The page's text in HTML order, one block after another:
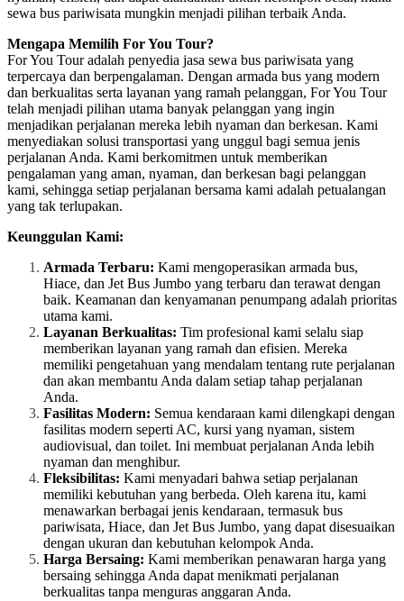
sewa bus pariwisata mungkin menjadi pilihan terbaik Anda.
Mengapa Memilih For You Tour?
For You Tour adalah penyedia jasa sewa bus pariwisata yang
terpercaya dan berpengalaman. Dengan armada bus yang modern
dan berkualitas serta layanan yang ramah pelanggan, For You Tour
telah menjadi pilihan utama banyak pelanggan yang ingin
menjadikan perjalanan mereka lebih nyaman dan berkesan. Kami
menyediakan solusi transportasi yang unggul bagi semua jenis
perjalanan Anda. Kami berkomitmen untuk memberikan
pengalaman yang aman, nyaman, dan berkesan bagi pelanggan
kami, sehingga setiap perjalanan bersama kami adalah petualangan
yang tak terlupakan.
Keunggulan Kami:
Armada Terbaru: Kami mengoperasikan armada bus,
Hiace, dan Jet Bus Jumbo yang terbaru dan terawat dengan
baik. Keamanan dan kenyamanan penumpang adalah prioritas
utama kami.
Layanan Berkualitas: Tim profesional kami selalu siap
memberikan layanan yang ramah dan efisien. Mereka
memiliki pengetahuan yang mendalam tentang rute perjalanan
dan akan membantu Anda dalam setiap tahap perjalanan
Anda.
Fasilitas Modern: Semua kendaraan kami dilengkapi dengan
fasilitas modern seperti AC, kursi yang nyaman, sistem
audiovisual, dan toilet. Ini membuat perjalanan Anda lebih
nyaman dan menghibur.
Fleksibilitas: Kami menyadari bahwa setiap perjalanan
memiliki kebutuhan yang berbeda. Oleh karena itu, kami
menawarkan berbagai jenis kendaraan, termasuk bus
pariwisata, Hiace, dan Jet Bus Jumbo, yang dapat disesuaikan
dengan ukuran dan kebutuhan kelompok Anda.
Harga Bersaing: Kami memberikan penawaran harga yang
bersaing sehingga Anda dapat menikmati perjalanan
berkualitas tanpa menguras anggaran Anda.